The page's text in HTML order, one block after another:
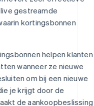
gestreamde
kortingsbonnen
helpen klanten
wanneer ze nieuwe
om bij een nieuwe
je krijgt door de
de aankoopbeslissing